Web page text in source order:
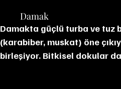
	Damak
Damakta güçlü turba ve tuz
(karabiber, muskat) öne
birleşiyor. Bitkisel dokular